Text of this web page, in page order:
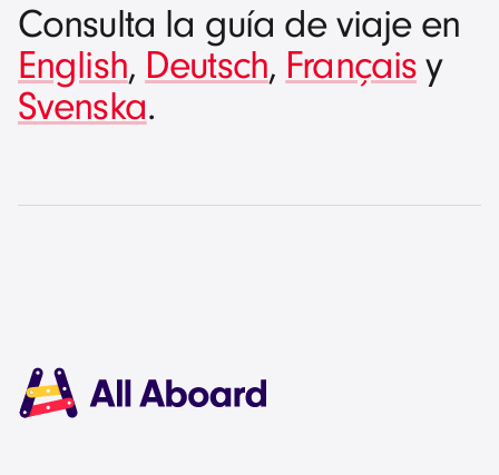
Consulta la guía de viaje en
English, Deutsch, Françaisy
Svenska.